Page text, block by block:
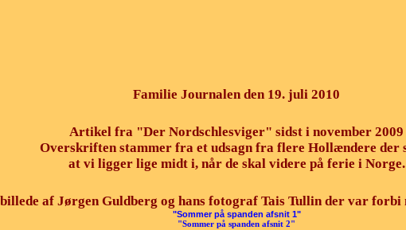
Familie Journalen den 19. juli 2010
Artikel fra "Der Nordschlesviger" sidst i november 2009
Overskriften stammer fra et udsagn fra flere Hollændere der
at vi ligger lige midt i, når de skal videre på ferie i Norge.
af Jørgen Guldberg og hans fotograf Tais Tullin der var forbi
"Sommer på spanden afsnit 1"
"Sommer på spanden afsnit 2"